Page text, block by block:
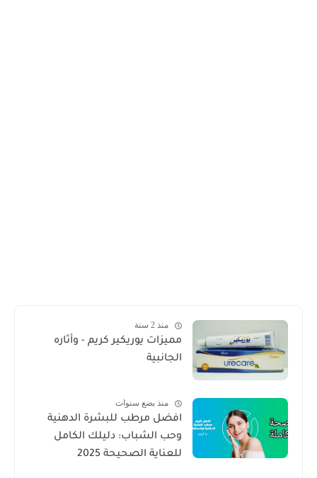
منذ 2 سنة
مميزات يوريكير كريم - وأثاره
الجانبية
منذ بضع سنوات
افضل مرطب للبشرة الدهنية
وحب الشباب: دليلك الكامل
للعناية الصحيحة 2025